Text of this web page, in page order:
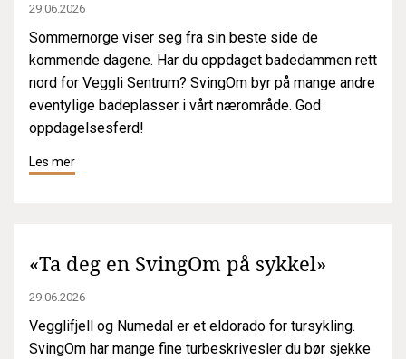
29.06.2026
Sommernorge viser seg fra sin beste side de
kommende dagene. Har du oppdaget badedammen rett
nord for Veggli Sentrum? SvingOm byr på mange andre
eventylige badeplasser i vårt nærområde. God
oppdagelsesferd!
Les mer
«Ta deg en SvingOm på sykkel»
29.06.2026
Vegglifjell og Numedal er et eldorado for tursykling.
SvingOm har mange fine turbeskrivesler du bør sjekke